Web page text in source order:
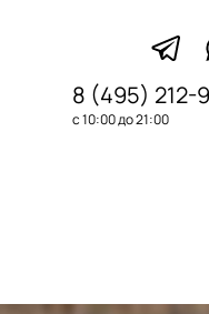
8 (495) 212-
с 10:00 до 21:00